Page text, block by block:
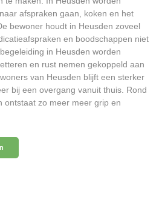
afspraken gaan, koken en het
bewoner houdt in Heusden zoveel
en boodschappen niet
in Heusden worden
en rust nemen gekoppeld aan
van Heusden blijft een sterker
bij een overgang vanuit thuis. Rond
ontstaat zo meer meer grip en